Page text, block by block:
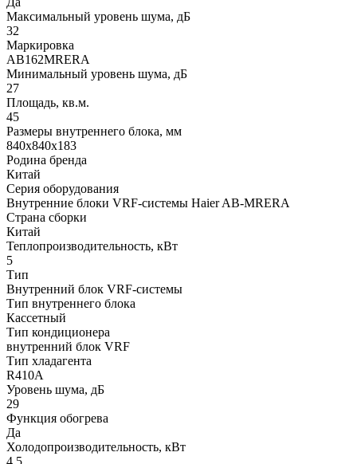
Максимальный уровень шума, дБ
32
Маркировка
AB162MRERA
Минимальный уровень шума, дБ
27
Площадь, кв.м.
45
Размеры внутреннего блока, мм
840x840x183
Родина бренда
Китай
Серия оборудования
Внутренние блоки VRF-системы Haier AB-MRERA
Страна сборки
Китай
Теплопроизводительность, кВт
5
Тип
Внутренний блок VRF-системы
Тип внутреннего блока
Кассетный
Тип кондиционера
внутренний блок VRF
Тип хладагента
R410A
Уровень шума, дБ
29
Функция обогрева
Да
Холодопроизводительность, кВт
4.5